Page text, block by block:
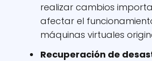
realizar cambios
afectar el
máquinas virtuales
Recuperación de